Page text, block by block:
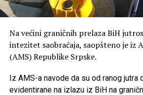
Na većini graničnih prelaza BiH
intezitet saobraćaja, saopšteno je iz
(AMS) Republike Srpske.
Iz AMS-a navode da su od ranog jutra
evidentirane na izlazu iz BiH na